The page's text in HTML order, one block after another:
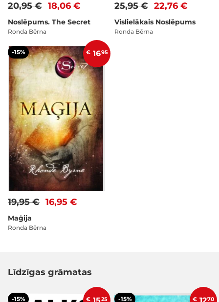
18,06 €
20,95 €
Noslēpums. The Secret
Ronda Bērna
22,76 €
25,95 €
Vislielākais Noslēpums
Ronda Bērna
-15% € 1695
16,95 €
19,95 €
Maģija
Ronda Bērna
Līdzīgas grāmatas
-15% € 25 -15% € 70